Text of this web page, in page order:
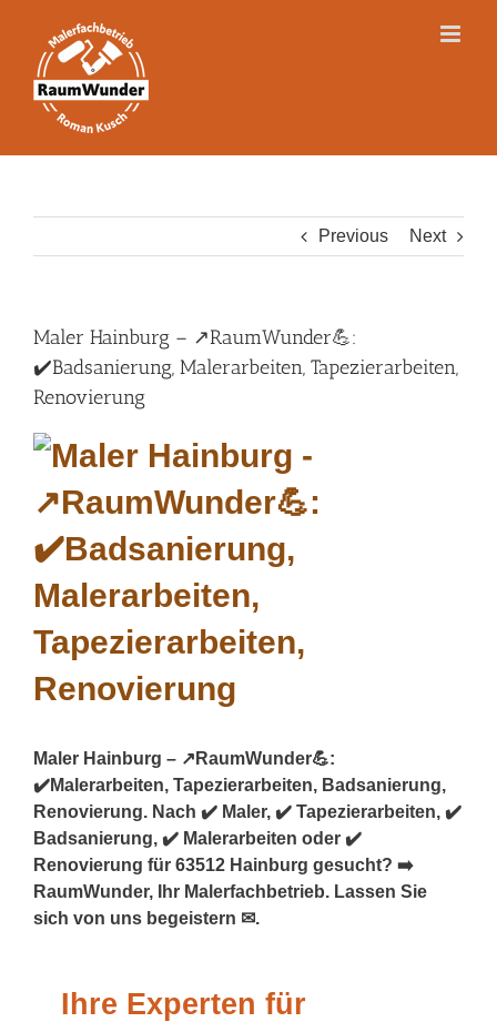
content
Previous Next
Maler Hainburg – ↗️RaumWunder💪:
✔️Badsanierung, Malerarbeiten, Tapezierarbeiten,
Renovierung
Maler Hainburg – ↗️RaumWunder💪:
✔️Malerarbeiten, Tapezierarbeiten, Badsanierung,
Renovierung. Nach ✔️ Maler, ✔️ Tapezierarbeiten, ✔️
Badsanierung, ✔️ Malerarbeiten oder ✔️
Renovierung für 63512 Hainburg gesucht? ➡️
RaumWunder, Ihr Malerfachbetrieb. Lassen Sie
sich von uns begeistern ✉.
Ihre Experten für